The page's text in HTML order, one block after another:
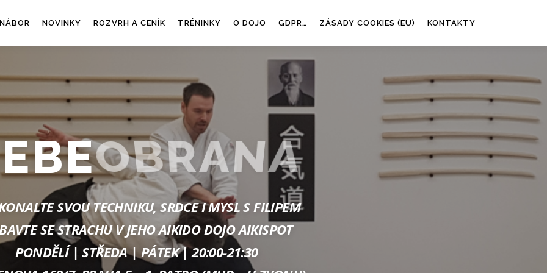
NÁBOR NOVINKY ROZVRH A CENÍK TRÉNINKY O DOJO GDPR… ZÁSADY COOKIES (EU) KONTAKTY
OBRANA
SVOU TECHNIKU, SRDCE I MYSL S FILIPEM
SE STRACHU V JEHO AIKIDO DOJO AIKISPOT
PONDĚLÍ | STŘEDA | PÁTEK | 20:00-21:30